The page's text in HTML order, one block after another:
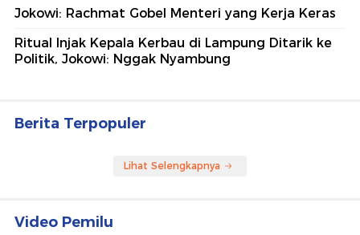
Jokowi: Rachmat Gobel Menteri yang Kerja Keras
Ritual Injak Kepala Kerbau di Lampung Ditarik ke
Politik, Jokowi: Nggak Nyambung
Berita Terpopuler
Lihat Selengkapnya
Video Pemilu